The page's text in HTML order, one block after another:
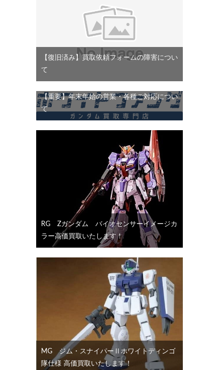
【復旧済み】買取依頼フォームの障害につい
て
【重要】年末年始の営業・各種ご対応につい
て
RG Ζガンダム バイオセンサーイメージカ
ラー高価買取いたします！
MG ジム・スナイパーⅡホワイトディンゴ
隊仕様 高価買取いたします！